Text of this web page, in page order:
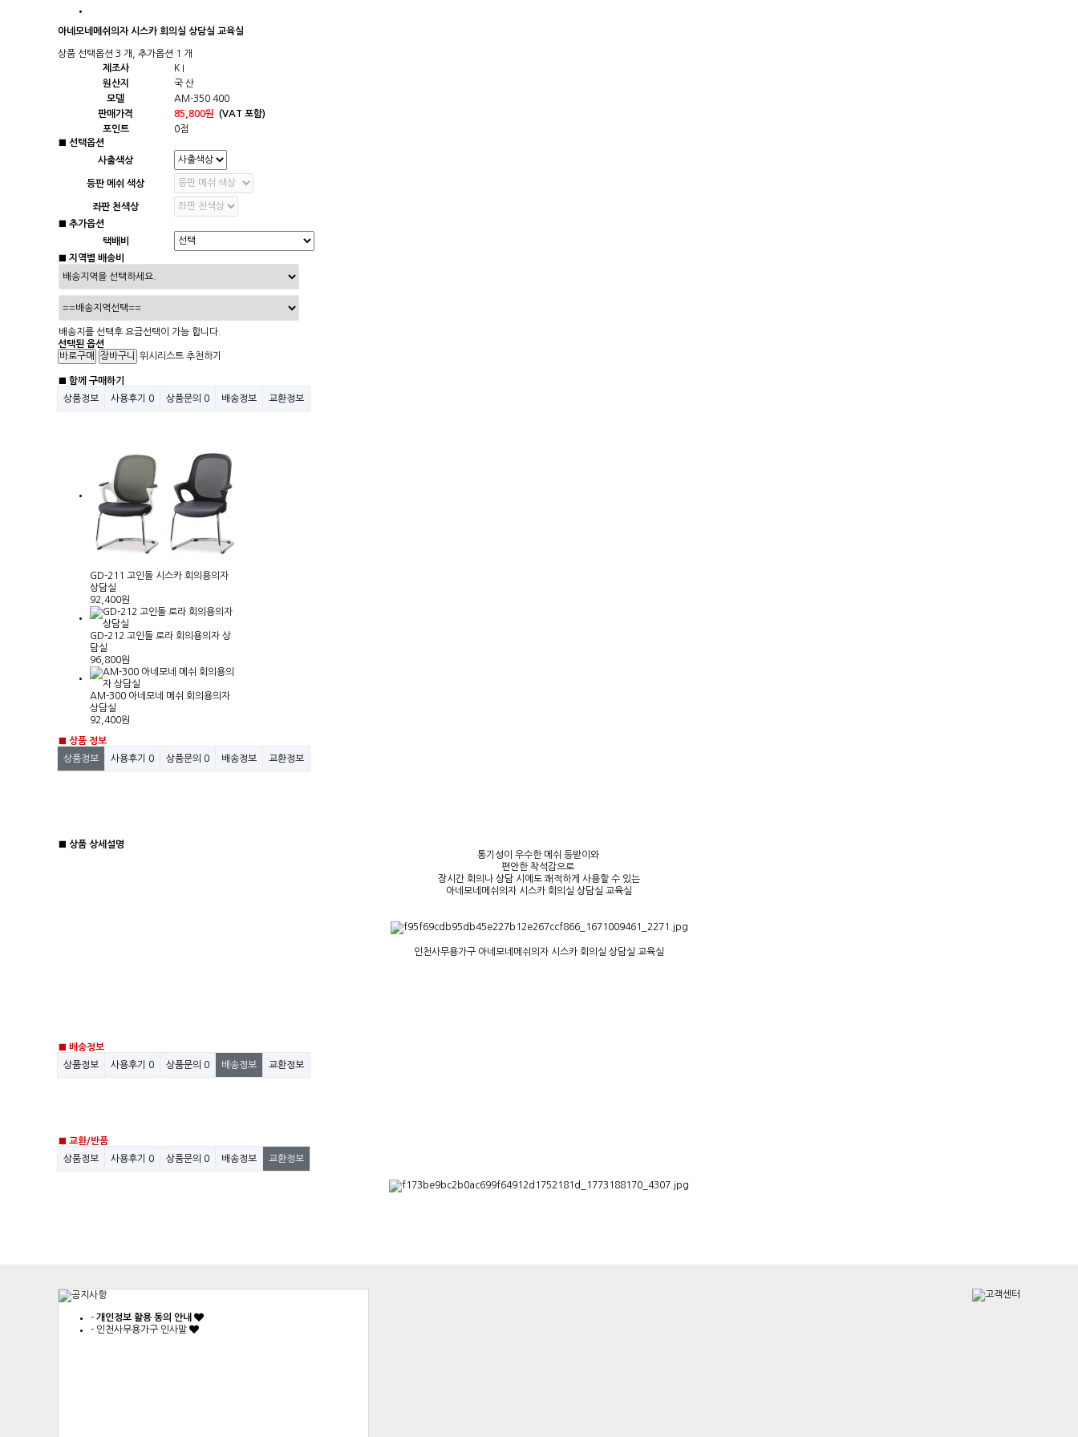
아네모네메쉬의자 시스카 회의실 상담실 교육실
상품 선택옵션 3 개, 추가옵션 1 개
제조사
K I
원산지
국 산
모델
AM-350 400
판매가격
85,800원
(VAT 포함)
포인트
0점
■ 선택옵션
사출색상
등판 메쉬 색상
좌판 천색상
■ 추가옵션
택배비
■ 지역별 배송비
배송지를 선택후 요금선택이 가능 합니다.
선택된 옵션
위시리스트 추천하기
■ 함께 구매하기
상품정보
사용후기 0 상품문의 0 배송정보 교환정보
GD-211 고인돌 시스카 회의용의자
상담실
92,400원
GD-212 고인돌 로라 회의용의자 상
담실
96,800원
AM-300 아네모네 메쉬 회의용의자
상담실
92,400원
■ 상품 정보
상품정보
사용후기 0 상품문의 0 배송정보 교환정보
■ 상품 상세설명
통기성이 우수한 메쉬 등받이와
편안한 착석감으로
장시간 회의나 상담 시에도 쾌적하게 사용할 수 있는
아네모네메쉬의자 시스카 회의실 상담실 교육실
인천사무용가구 아네모네메쉬의자 시스카 회의실 상담실 교육실
■ 배송정보
상품정보
사용후기 0 상품문의 0 배송정보 교환정보
■ 교환/반품
상품정보
사용후기 0 상품문의 0 배송정보 교환정보
- 개인정보 활용 동의 안내
- 인천사무용가구 인사말